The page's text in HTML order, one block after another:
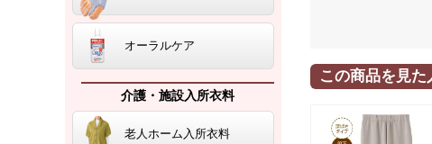
オーラルケア
介護・施設入所衣料
老人ホーム入所衣料
この商品を見た